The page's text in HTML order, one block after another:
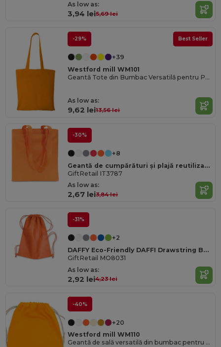
As low as:
3,94 lei5,69 lei
-29% Best Seller
+39
Westford mill WM101
Geantă Tote din Bumbac Versatilă pentru Personalizare
As low as:
9,62 lei13,56 lei
-30%
+8
Geantă de cumpărături și plajă reutilizabilă versatilă TOTECOLOR
GiftRetail IT3787
As low as:
2,67 lei3,84 lei
-31%
+2
DAFFY Eco-Friendly DAFFI Drawstring Bag 80gsm
GiftRetail MO8031
As low as:
2,92 lei4,23 lei
-40%
+20
Westford mill WM110
Geantă de sală versatilă din bumbac pentru sport și evenimente